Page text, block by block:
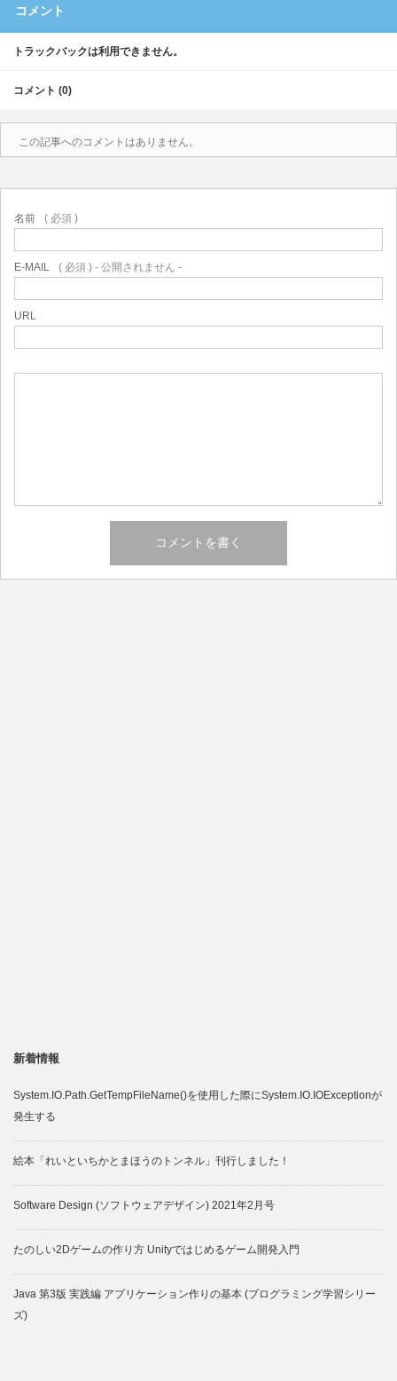
コメント
トラックバックは利用できません。
コメント (0)
この記事へのコメントはありません。
名前 ( 必須 )
E-MAIL ( 必須 ) - 公開されません -
URL
新着情報
System.IO.Path.GetTempFileName()を使用した際にSystem.IO.IOExceptionが
発生する
絵本「れいといちかとまほうのトンネル」刊行しました！
Software Design (ソフトウェアデザイン) 2021年2月号
たのしい2Dゲームの作り方 Unityではじめるゲーム開発入門
Java 第3版 実践編 アプリケーション作りの基本 (プログラミング学習シリー
ズ)